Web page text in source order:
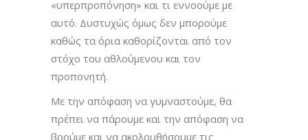
«υπερπροπόνηση» και τι εννοούμε με
αυτό. Δυστυχώς όμως δεν μπορούμε
καθώς τα όρια καθορίζονται από τον
στόχο του αθλούμενου και τον
προπονητή.
Με την απόφαση να γυμναστούμε, θα
πρέπει να πάρουμε και την απόφαση να
βρούμε και να ακολουθήσουμε τις